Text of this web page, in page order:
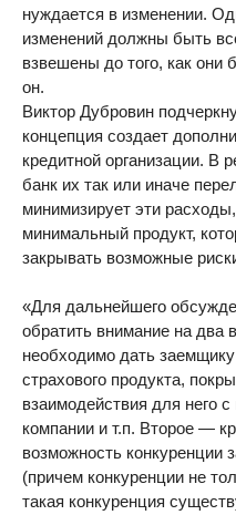
нуждается в изменении.
изменений должны быть
взвешены до того, как
он.
Виктор Дубровин
концепция создает
кредитной организации. В
банк их так или иначе
минимизирует эти
минимальный продукт,
закрывать возможные
«Для дальнейшего
обратить внимание на
необходимо дать
страхового продукта,
взаимодействия для него с
компании и т.п. Второе —
возможность конкуренции
(причем конкуренции не
такая конкуренция